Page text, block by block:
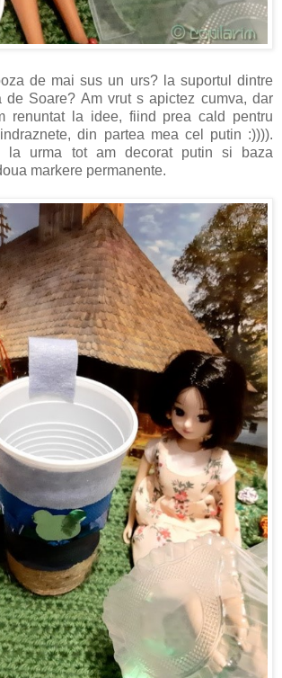
de mai sus un urs? la suportul dintre
de Soare? Am vrut s apictez cumva, dar
renuntat la idee, fiind prea cald pentru
din partea mea cel putin :)))).
la urma tot am decorat putin si baza
markere permanente.